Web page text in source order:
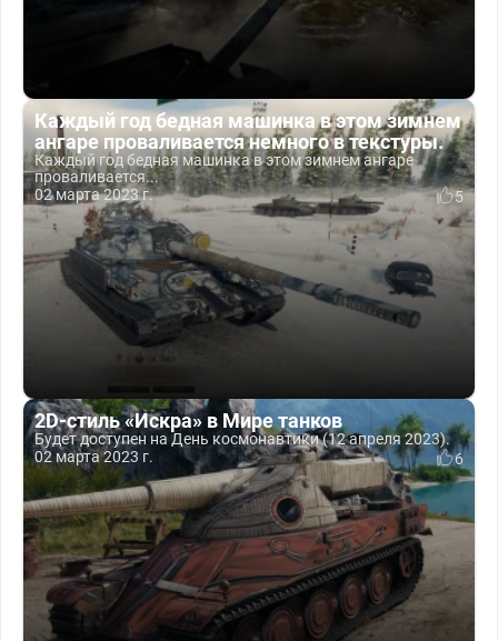
Каждый год бедная машинка в этом зимнем
ангаре проваливается немного в текстуры.
Каждый год бедная машинка в этом зимнем ангаре
проваливается...
02 марта 2023 г.
5
2D-стиль «Искра» в Мире танков
Будет доступен на День космонавтики (12 апреля 2023).
02 марта 2023 г.
6